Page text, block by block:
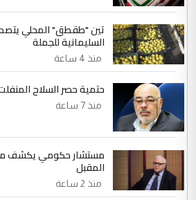
تين "طقطق" المحلي
السليمانية للجملة
منذ 4 ساعة
حتمية حصر السلاح
منذ 7 ساعة
مستشار حكومي يكشف
المقبل
منذ 2 ساعة